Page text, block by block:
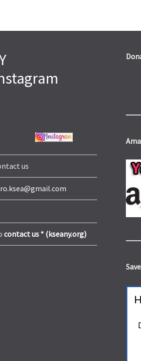
us
contact us * (kseany.org)